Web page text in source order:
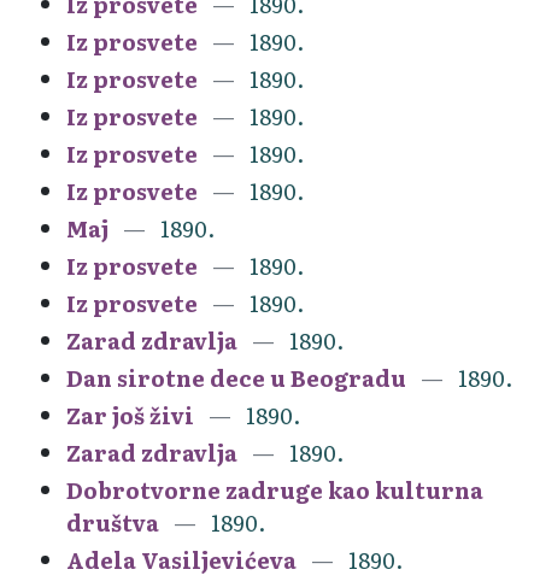
Iz prosvete
1890.
Iz prosvete
1890.
Iz prosvete
1890.
Iz prosvete
1890.
Iz prosvete
1890.
Maj
1890.
Iz prosvete
1890.
Iz prosvete
1890.
Zarad zdravlja
1890.
Dan sirotne dece u Beogradu
1890.
Zar još živi
1890.
Zarad zdravlja
1890.
Dobrotvorne zadruge kao kulturna
društva
1890.
Adela Vasiljevićeva
1890.